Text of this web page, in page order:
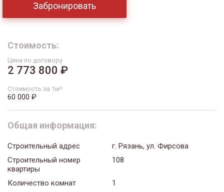
Забронировать
Стоимость:
Цена по договору
2 773 800 ₽
Стоимость за 1м²
60 000 ₽
Общая информация:
Строительный адрес
г. Рязань, ул. Фирсова
Строительный номер
квартиры
108
Количество комнат
1